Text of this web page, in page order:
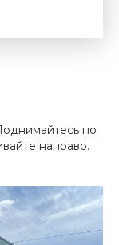
по
направо.